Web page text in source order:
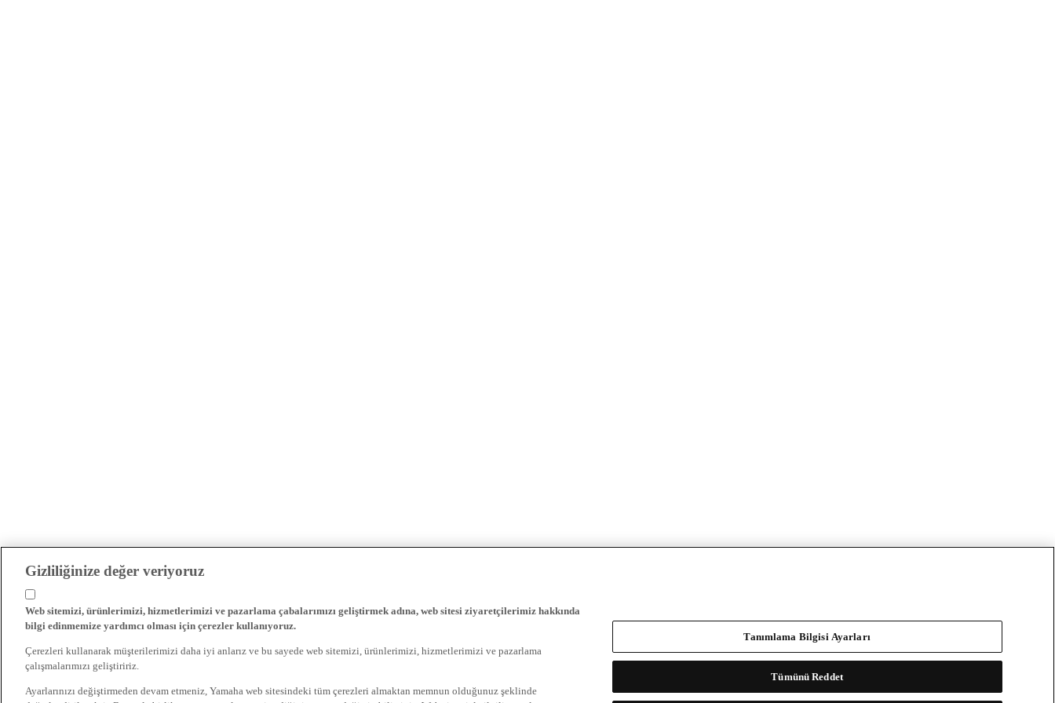
Gizliliğinize değer veriyoruz
Web sitemizi, ürünlerimizi, hizmetlerimizi ve pazarlama çabalarımızı geliştirmek adına, web sitesi ziyaretçilerimiz hakkında
bilgi edinmemize yardımcı olması için çerezler kullanıyoruz.
Çerezleri kullanarak müşterilerimizi daha iyi anlarız ve bu sayede web sitemizi, ürünlerimizi, hizmetlerimizi ve pazarlama
çalışmalarımızı geliştiririz.
Ayarlarınızı değiştirmeden devam etmeniz, Yamaha web sitesindeki tüm çerezleri almaktan memnun olduğunuz şeklinde
Tanımlama Bilgisi Ayarları
Tümünü Reddet